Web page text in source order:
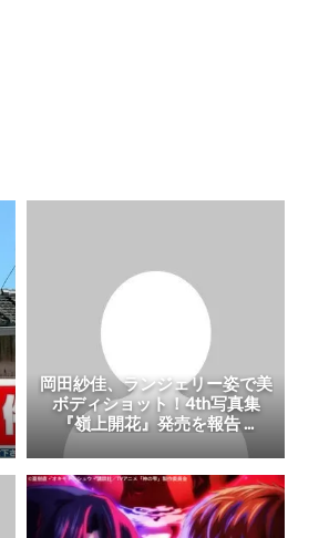
岡田紗佳、ランジェリー姿で美
ボディショット！4th写真集
『嶺上開花』発売を報告 ...